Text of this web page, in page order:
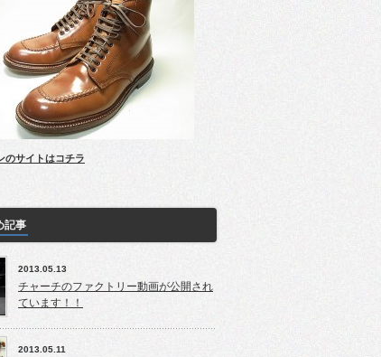
のサイトはコチラ
記事
2013.05.13
チャーチのファクトリー動画が公開され
ています！！
2013.05.11